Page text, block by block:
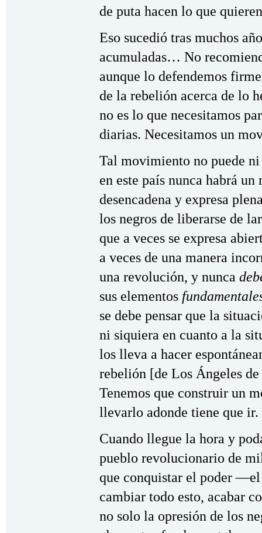
de puta hacen lo que
Eso sucedió tras muchos
acumuladas… No
aunque lo defendemos
de la rebelión acerca de lo
no es lo que necesitamos
diarias. Necesitamos un
Tal movimiento no puede
en este país nunca habrá
desencadena y expresa
los negros de liberarse de
que a veces se expresa
a veces de una manera
una revolución, y nunca
sus elementos
se debe pensar que la
ni siquiera en cuanto a la
los lleva a hacer
rebelión [de Los Ángeles
Tenemos que construir un
llevarlo adonde tiene que ir.
Cuando llegue la hora y
pueblo revolucionario de
que conquistar el poder
cambiar todo esto, acabar
no solo la opresión de los